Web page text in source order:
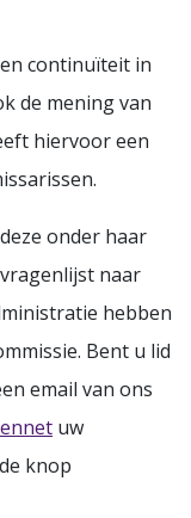
continuïteit in
de mening van
hiervoor een
onder haar
naar
hebben
Bent u lid
email van ons
uw
knop